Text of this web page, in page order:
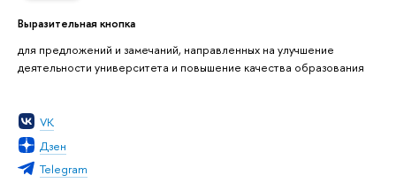
Выразительная кнопка
для предложений и замечаний, направленных на улучшение
деятельности университета и повышение качества образования
VK
Дзен
Telegram